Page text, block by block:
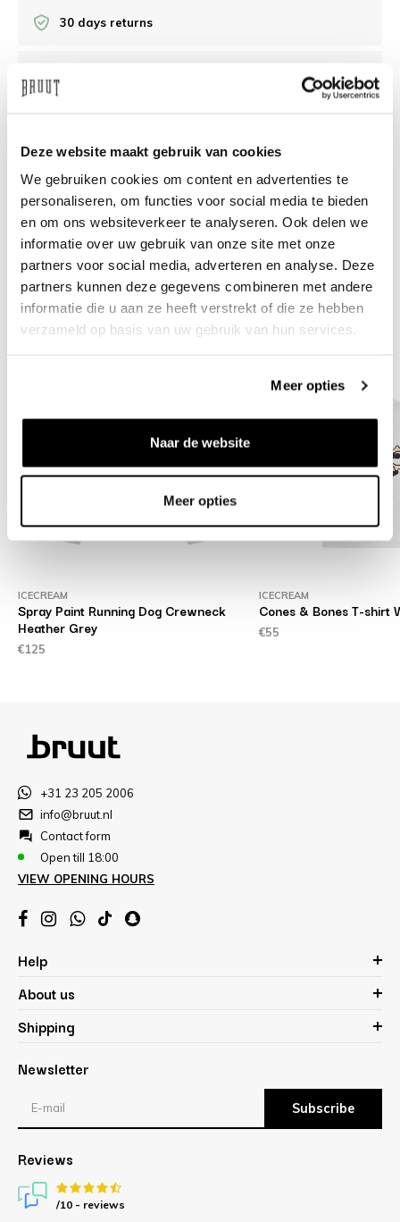
Deze website maakt gebruik van cookies
We gebruiken cookies om content en advertenties te
personaliseren, om functies voor social media te bieden
en om ons websiteverkeer te analyseren. Ook delen we
informatie over uw gebruik van onze site met onze
partners voor social media, adverteren en analyse. Deze
partners kunnen deze gegevens combineren met andere
informatie die u aan ze heeft verstrekt of die ze hebben
verzameld op basis van uw gebruik van hun services.
Meer opties
Naar de website
Meer opties
30 days returns
Need help?We're glad to help
info@bruut.nl Live chat Whatsapp
About this product
Shipment and returns
Related products
ICECREAM
Spray Paint Running Dog Crewneck
Heather Grey
€125
ICECREAM
Cones & Bones T-shirt
€55
+31 23 205 2006
info@bruut.nl
Contact form
Open till 18:00
VIEW OPENING HOURS
Help
About us
Shipping
Newsletter
Subscribe
Reviews
/10 - reviews